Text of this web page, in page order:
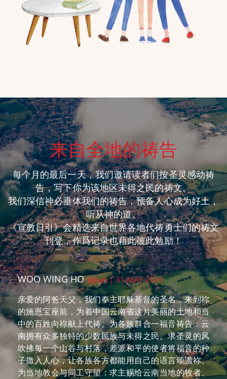
来自全地的祷告
每个月的最后一天，我们邀请读者们按圣灵感动祷
告，写下你为该地区未得之民的祷文。
我们深信神必垂体我们的祷告，预备人心成为好土，
听从神的道。
《宣教日引》会精选来自世界各地代祷勇士们的祷文
刊登，作爲记录也藉此彼此勉励！
KEVIN LIU Taiwan | 30 MAY 2026
你是预备万事成就万有的主，求主引领中国云南省还
不认识耶稣的人来到你面前，开他们的眼及耳，使他
们可藉着周遭的基督徒弟兄姊妹生命故事的分享，而
认识耶稣、相信耶稣是唯一的拯救，求全能的主拣选
及帮助他们。